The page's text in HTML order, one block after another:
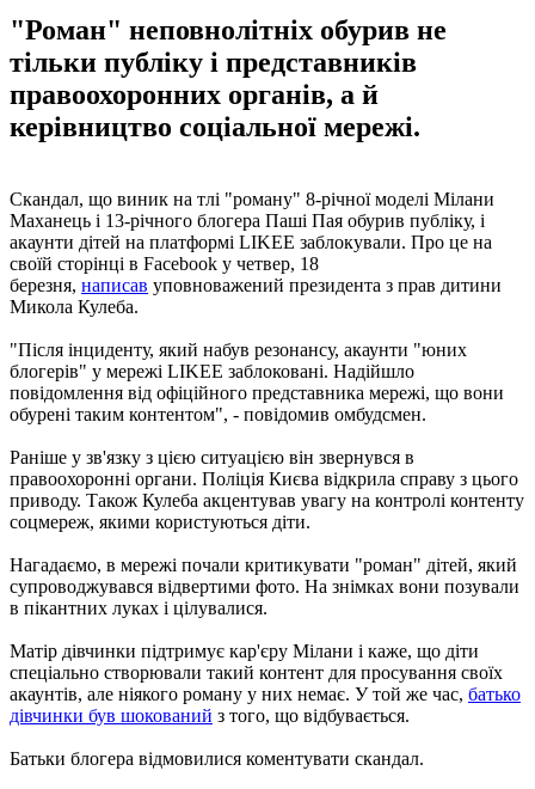
"Роман" неповнолітніх обурив не
тільки публіку і представників
правоохоронних органів, а й
керівництво соціальної мережі.
Скандал, що виник на тлі "роману" 8-річної моделі Мілани
Маханець і 13-річного блогера Паші Пая обурив публіку, і
акаунти дітей на платформі LIKEE заблокували. Про це на
своїй сторінці в Facebook у четвер, 18
березня, написав уповноважений президента з прав дитини
Микола Кулеба.
"Після інциденту, який набув резонансу, акаунти "юних
блогерів" у мережі LIKEE заблоковані. Надійшло
повідомлення від офіційного представника мережі, що вони
обурені таким контентом", - повідомив омбудсмен.
Раніше у зв'язку з цією ситуацією він звернувся в
правоохоронні органи. Поліція Києва відкрила справу з цього
приводу. Також Кулеба акцентував увагу на контролі контенту
соцмереж, якими користуються діти.
Нагадаємо, в мережі почали критикувати "роман" дітей, який
супроводжувався відвертими фото. На знімках вони позували
в пікантних луках і цілувалися.
Матір дівчинки підтримує кар'єру Мілани і каже, що діти
спеціально створювали такий контент для просування своїх
акаунтів, але ніякого роману у них немає. У той же час, батько
дівчинки був шокований з того, що відбувається.
Батьки блогера відмовилися коментувати скандал.